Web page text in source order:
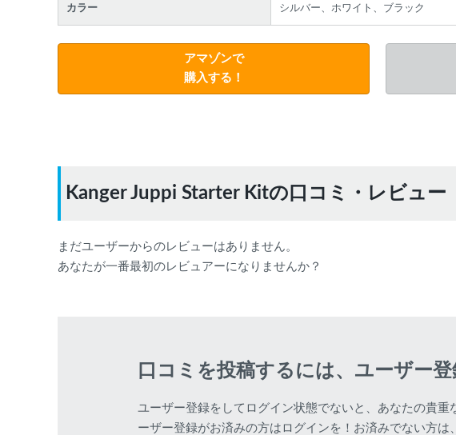
カラー シルバー、ホワイト、ブラック
アマゾンで
購入する！
Kanger Juppi Starter Kitの口コミ・レビュー
まだユーザーからのレビューはありません。
あなたが一番最初のレビュアーになりませんか？
口コミを投稿するには、ユーザー登
ユーザー登録をしてログイン状態でないと、あなたの貴重
ーザー登録がお済みの方はログインを！お済みでない方は